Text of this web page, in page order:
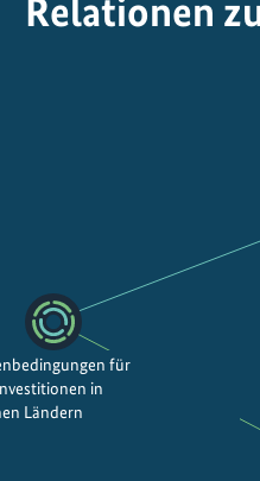
Relationen
für
in
Ländern